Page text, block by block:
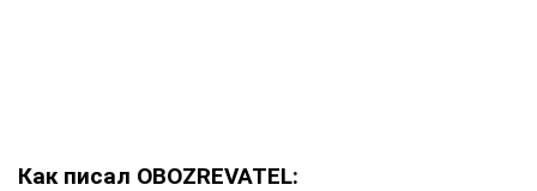
Как писал OBOZREVATEL: